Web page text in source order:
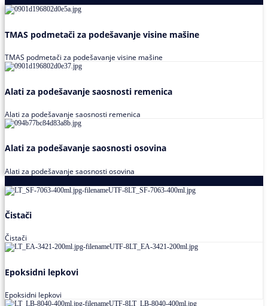
TMAS podmetači za podešavanje visine mašine
TMAS podmetači za podešavanje visine mašine
Alati za podešavanje saosnosti remenica
Alati za podešavanje saosnosti remenica
Alati za podešavanje saosnosti osovina
Alati za podešavanje saosnosti osovina
Čistači
Čistači
Epoksidni lepkovi
Epoksidni lepkovi